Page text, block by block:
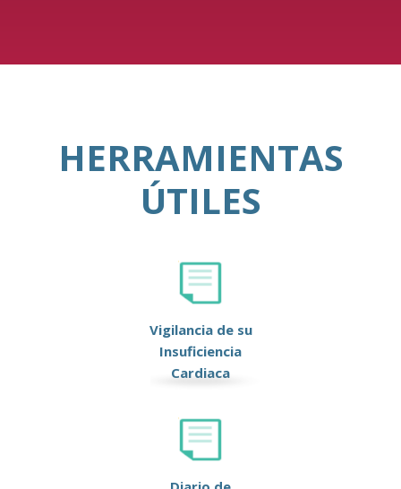
HERRAMIENTAS
ÚTILES
Vigilancia de su
Insuficiencia
Cardiaca